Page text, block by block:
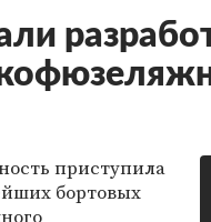
приступила
бортовых